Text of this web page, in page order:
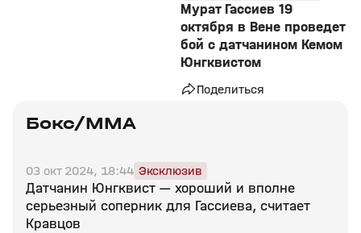
Мурат Гассиев 19
октября в Вене проведет
бой с датчанином Кемом
Юнгквистом
Поделиться
Бокс/MMA
03 окт 2024, 18:44 Эксклюзив
Датчанин Юнгквист — хороший и вполне
серьезный соперник для Гассиева, считает
Кравцов